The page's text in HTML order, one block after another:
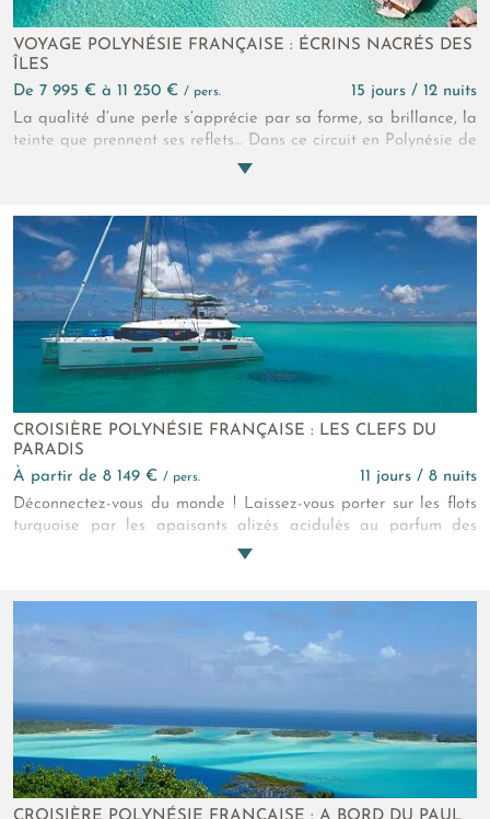
VOYAGE POLYNÉSIE FRANÇAISE : ÉCRINS NACRÉS DES
ÎLES
de 7 995 € à 11 250 € / pers.
15 jours / 12 nuits
La qualité d’une perle s’apprécie par sa forme, sa brillance, la
teinte que prennent ses reflets… Dans ce circuit en Polynésie de
15 jours, nos perles ont la forme de villas, les éclats d’or de
Pearl Resorts, la virtuosité polynésienne au service du bien-
CROISIÈRE POLYNÉSIE FRANÇAISE : LES CLEFS DU
PARADIS
à partir de 8 149 € / pers.
11 jours / 8 nuits
Déconnectez-vous du monde ! Laissez-vous porter sur les flots
turquoise par les apaisants alizés acidulés au parfum des
fleurs de tiaré soufflant le long des Iles Sous-le-Vent. Un